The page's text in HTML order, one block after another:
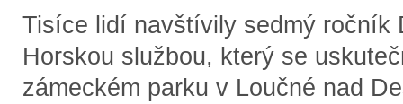
Tisíce lidí navštívily sedmý ročník
Horskou službou, který se
zámeckém parku v Loučné nad